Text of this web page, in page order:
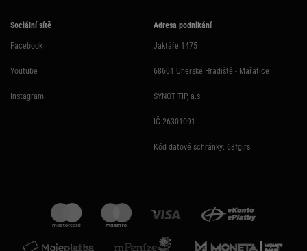
Sociální sítě
Facebook
Youtube
Instagram
Adresa podnikání
Jaktáře 1475
68601 Uherské Hradiště - Mařatice
SYNOT TIP, a.s
IČ 26301091
Kód datové schránky: 68fgirs